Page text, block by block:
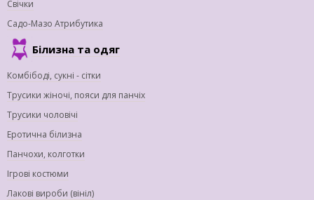
Свічки
Садо-Мазо Атрибутика
Білизна та одяг
Комбібоді, сукні - сітки
Трусики жіночі, пояси для панчіх
Трусики чоловічі
Еротична білизна
Панчохи, колготки
Ігрові костюми
Лакові вироби (вініл)